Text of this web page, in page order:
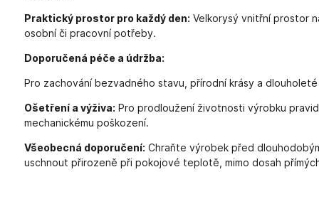
Praktický prostor pro každý den: Velkorysý vnitřní prostor
osobní či pracovní potřeby.
Doporučená péče a údržba:
Pro zachování bezvadného stavu, přírodní krásy a
Ošetření a výživa: Pro prodloužení životnosti výrobku
mechanickému poškození.
Všeobecná doporučení: Chraňte výrobek před
uschnout přirozeně při pokojové teplotě, mimo dosah